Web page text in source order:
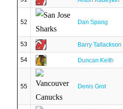
52 Dan Spang
53 Barry Tallackson
54 Duncan Keith
55 Denis Grot